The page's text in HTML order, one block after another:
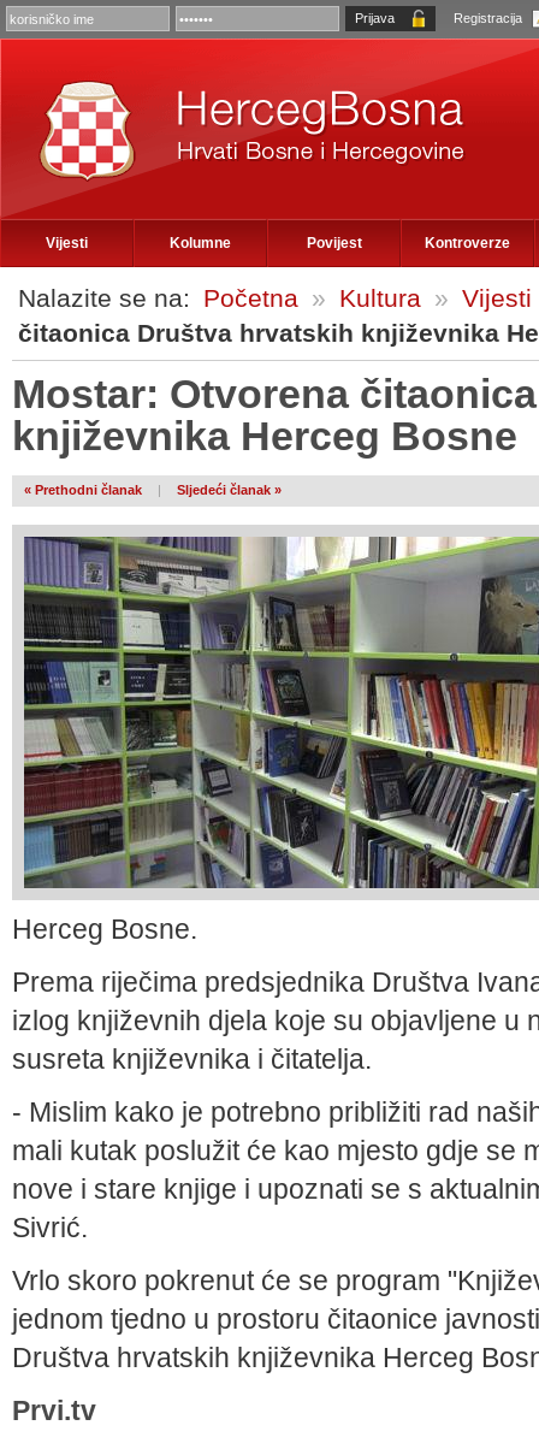
Registracija
Vijesti Kolumne Povijest Kontroverze
Nalazite se na: Početna » Kultura » Vijesti
čitaonica Društva hrvatskih književnika
Mostar: Otvorena
književnika Herceg Bosne
« Prethodni članak | Sljedeći članak »
Herceg Bosne.
Prema riječima predsjednika Društva
izlog književnih djela koje su objavljene u
susreta književnika i čitatelja.
- Mislim kako je potrebno približiti rad
mali kutak poslužit će kao mjesto gdje se
nove i stare knjige i upoznati se s
Sivrić.
Vrlo skoro pokrenut će se program
jednom tjedno u prostoru čitaonice
Društva hrvatskih književnika Herceg
Prvi.tv